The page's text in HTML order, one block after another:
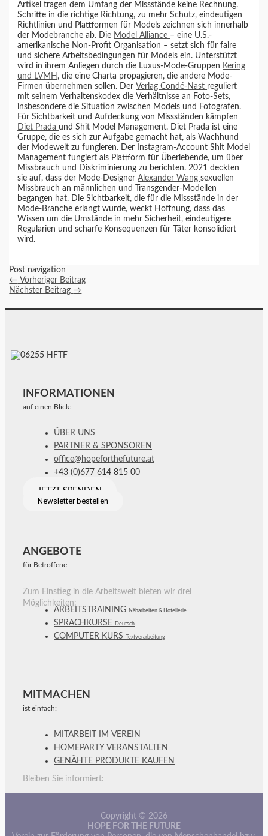
Artikel tragen dem Umfang der Missstände keine Rechnung.
Schritte in die richtige Richtung, zu mehr Schutz, eindeutigen
Richtlinien und Plattformen für Models zeichnen sich innerhalb
der Modebranche ab. Die Model Alliance – eine U.S.-
amerikanische Non-Profit Organisation – setzt sich für faire
und sichere Arbeitsbedingungen für Models ein. Unterstützt
wird in ihrem Anliegen durch die Luxus-Mode-Gruppen Kering
und LVMH , die eine Charta propagieren, die andere Mode-
Firmen übernehmen sollen. Der Verlag Condé-Nast reguliert
mit seinem Verhaltenskodex die Verhältnisse an Foto-Sets,
insbesondere die Situation zwischen Models und Fotografen.
Für Sichtbarkeit und Aufdeckung von Missständen kämpfen
Diet Prada und Shit Model Management. Diet Prada ist eine
Gruppe, die es sich zur Aufgabe gemacht hat, als Wachhund
der Modewelt zu fungieren. Der Instagram-Account Shit Model
Management fungiert als Plattform für Überlebende, um über
Missbrauch und Diskriminierung zu berichten. 2021 deckten
sie auf, dass der Mode-DesignerAlexander Wangsexuellen
Missbrauch an männlichen und Transgender-Modellen
begangen hat. Die Sichtbarkeit, die für die Missstände in der
Mode-Branche erlangt wurde, weckt Hoffnung, dass das
Wissen um die Umstände in mehr Sicherheit, eindeutigere
Regularien und scharfe Konsequenzen für Täter konsolidiert
wird.
Post navigation
← Vorheriger Beitrag
Nächster Beitrag→
INFORMATIONEN
auf einen Blick:
ÜBER UNS
PARTNER & SPONSOREN
office@hopeforthefuture.at
+43 (0)677 614 815 00
JETZT SPENDEN
Newsletter bestellen
ANGEBOTE
für Betroffene:
Zum Einstieg in die Arbeitswelt bieten wir drei
Möglichkeiten:
ARBEITSTRAINING Näharbeiten & Hotellerie
SPRACHKURSE Deutsch
COMPUTER KURS Textverarbeitung
MITMACHEN
ist einfach:
MITARBEIT IM VEREIN
HOMEPARTY VERANSTALTEN
GENÄHTE PRODUKTE KAUFEN
Bleiben Sie informiert:
Copyright © 2026
HOPE FOR THE FUTURE